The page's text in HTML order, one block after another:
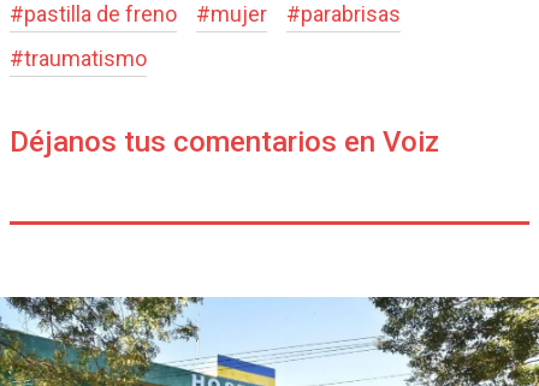
#pastilla de freno #mujer #parabrisas
#traumatismo
Déjanos tus comentarios en Voiz